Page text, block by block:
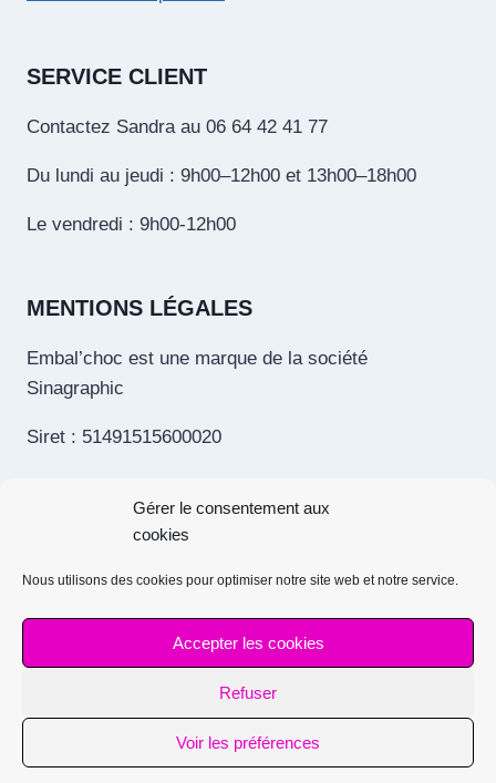
Gérer le consentement aux
cookies
Nous utilisons des cookies pour optimiser notre site web et notre service.
Accepter les cookies
Refuser
Voir les préférences
SERVICE CLIENT
Contactez Sandra au 06 64 42 41 77
Du lundi au jeudi : 9h00–12h00 et 13h00–18h00
Le vendredi : 9h00-12h00
MENTIONS LÉGALES
Embal’choc est une marque de la société
Sinagraphic
Siret : 51491515600020
Toutes les mentions légales
© 2026 Emballage chocolat professionnel pour
chocolatiers, confiseurs et pâtissiers | Embalchoc